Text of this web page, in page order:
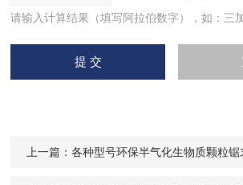
请输入计算结果（填写阿拉伯数字），如：三
上一篇：各种型号环保半气化生物质颗粒锯